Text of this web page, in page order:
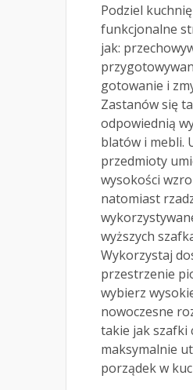
Podziel
funkcjonalne
jak:
gotowanie i
Zastanów się
odpowiednią
blatów i mebli.
przedmioty
wysokości
natomiast
wyższych
Wykorzystaj
przestrzenie
wybierz
nowoczesne
takie jak szafki
maksymalnie
porządek w